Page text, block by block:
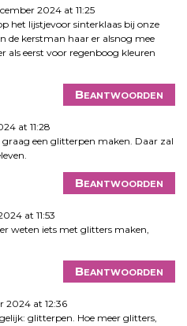
2024 at 11:25
het lijstjevoor sinterklaas bij onze
de kerstman haar er alsnog mee
als eerst voor regenboog kleuren
Beantwoorden
at 11:28
een glitterpen maken. Daar zal
Beantwoorden
at 11:53
weten iets met glitters maken,
Beantwoorden
2024 at 12:36
glitterpen. Hoe meer glitters,